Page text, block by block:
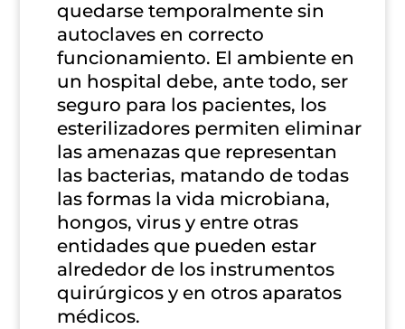
quedarse temporalmente sin
autoclaves en correcto
funcionamiento. El ambiente en
un hospital debe, ante todo, ser
seguro para los pacientes, los
esterilizadores permiten eliminar
las amenazas que representan
las bacterias, matando de todas
las formas la vida microbiana,
hongos, virus y entre otras
entidades que pueden estar
alrededor de los instrumentos
quirúrgicos y en otros aparatos
médicos.